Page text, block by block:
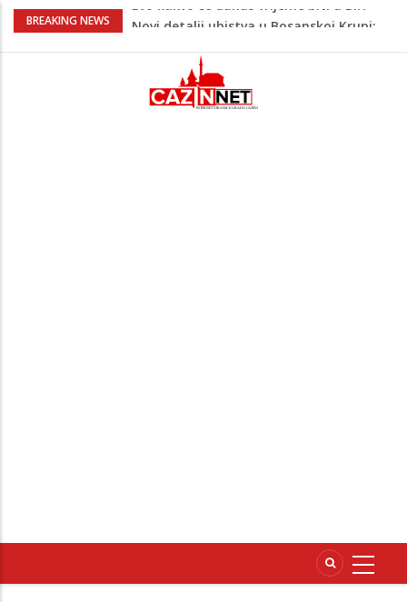
BREAKING NEWS
Novi detalji ubistva u Bosanskoj Krupi:
Na Ahiret preselila Bešić (rođ. Blažević)
Senija – Sena